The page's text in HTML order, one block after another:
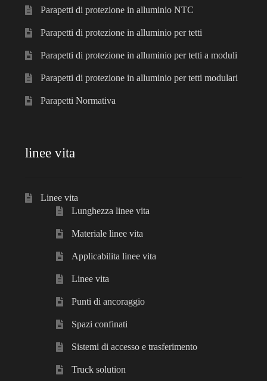
Parapetti di protezione in alluminio NTC
Parapetti di protezione in alluminio per tetti
Parapetti di protezione in alluminio per tetti a moduli
Parapetti di protezione in alluminio per tetti modulari
Parapetti Normativa
linee vita
Linee vita
Lunghezza linee vita
Materiale linee vita
Applicabilita linee vita
Linee vita
Punti di ancoraggio
Spazi confinati
Sistemi di accesso e trasferimento
Truck solution